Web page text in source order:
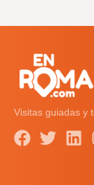
Visitas guiadas y